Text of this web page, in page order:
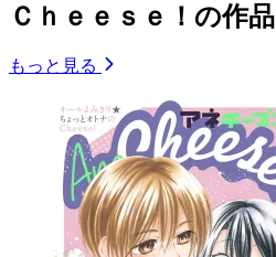
Ｃｈｅｅｓｅ！の作品
もっと見る